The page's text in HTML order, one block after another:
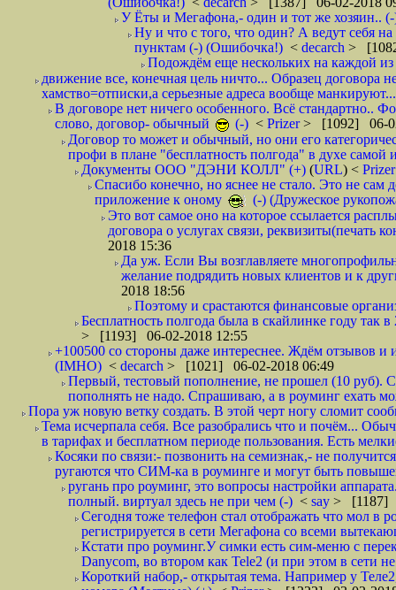
У Ёты и Мегафона,- один и тот же хозяин..
Ну и что с того, что один? А ведут себя
пунктам (-) (Ошибочка!) < decarch >
Подождём еще нескольких на каждой из
движение все, конечная цель ничто... Образец договора
хамство=отписки,а серьезные адреса вообще
В договоре нет ничего особенного. Всё стандартно..
слово, договор- обычный
(-) < Prizer> [1092] 06-
Договор то может и обычный, но они его
профи в плане "бесплатность полгода" в духе
Документы ООО "ДЭНИ КОЛЛ" (+) (URL) <
Спасибо конечно, но яснее не стало. Это не сам
приложение к оному
(-) (Дружеское
Это вот самое оно на которое ссылается
договора о услугах связи, реквизиты(печать
2018 15:36
Да уж. Если Вы возглавляете
желание подрядить новых клиентов и к
2018 18:56
Поэтому и срастаются финансовые
Бесплатность полгода была в скайлинке году
> [1193] 06-02-2018 12:55
+100500 со стороны даже интереснее. Ждём отзывов и
(IMHO) < decarch > [1021] 06-02-2018 06:49
Первый, тестовый пополнение, не прошел (10 руб).
пополнять не надо. Спрашиваю, а в роуминг ехать
Пора уж новую ветку создать. В этой черт ногу сломит
Тема исчерпала себя. Все разобрались что и почём...
в тарифах и бесплатном периоде пользования. Есть
Косяки по связи:- позвонить на семизнак,- не
ругаются что СИМ-ка в роуминге и могут быть
ругань про роуминг, это вопросы настройки
полный. виртуал здесь не при чем (-) < say > [1187]
Сегодня тоже телефон стал отображать что мол в
регистрируется в сети Мегафона со всеми
Кстати про роуминг.У симки есть сим-меню с
Danycom, во втором как Tele2 (и при этом в сети
Короткий набор,- открытая тема. Например у